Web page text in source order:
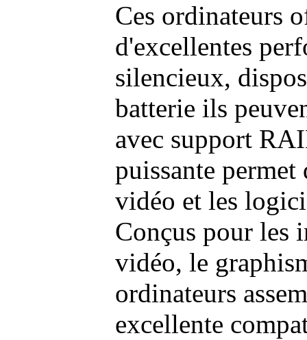
Ces ordinateurs
d'excellentes
silencieux,
batterie ils
avec support
puissante permet
vidéo et les
Conçus pour les
vidéo, le
ordinateurs
excellente